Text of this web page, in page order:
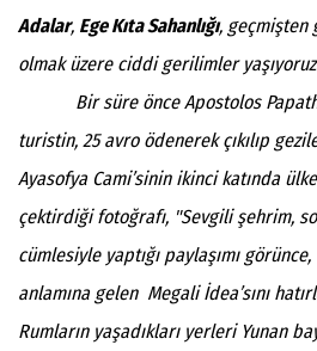
Adalar, Ege Kıta Sahanlığı, geçmişten
olmak üzere ciddi gerilimler
Bir süre önce Apostolos
turistin, 25 avro ödenerek çıkılıp
Ayasofya Cami’sinin ikinci katında
çektirdiği fotoğrafı, "Sevgili şehrim,
cümlesiyle yaptığı paylaşımı görünce,
anlamına gelen Megali İdea’sını
Rumların yaşadıkları yerleri Yunan